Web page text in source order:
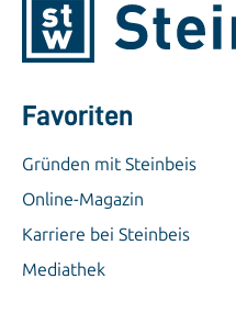
Favoriten
Gründen mit Steinbeis
Online-Magazin
Karriere bei Steinbeis
Mediathek